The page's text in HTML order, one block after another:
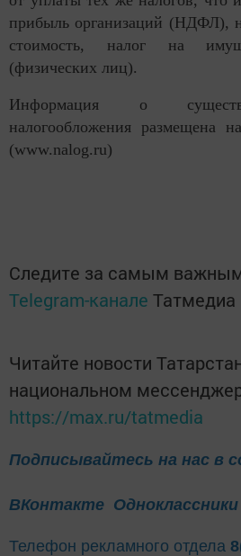
прибыль организаций (НДФЛ),
стоимость, налог на
(физических лиц).
Информация о
налогообложения размещена
(www.nalog.ru)
Следите за самым
Telegram-канале Татмедиа
Читайте новости
национальном
https://max.ru/tatmedia
Подписывайтесь на нас в
ВКонтакте Одноклассники
Телефон рекламного отдела